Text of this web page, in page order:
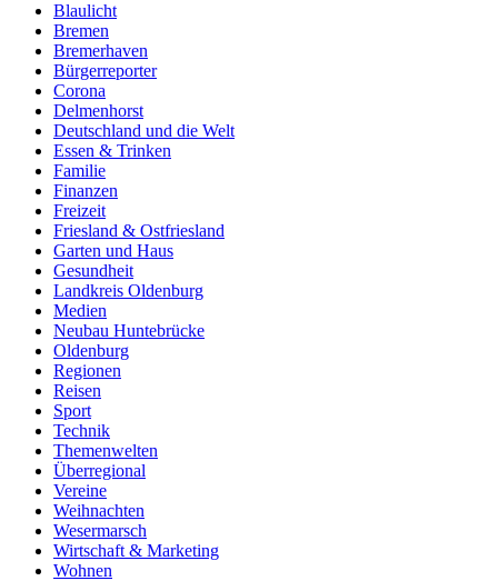
Blaulicht
Bremen
Bremerhaven
Bürgerreporter
Corona
Delmenhorst
Deutschland und die Welt
Essen & Trinken
Familie
Finanzen
Freizeit
Friesland & Ostfriesland
Garten und Haus
Gesundheit
Landkreis Oldenburg
Medien
Neubau Huntebrücke
Oldenburg
Regionen
Reisen
Sport
Technik
Themenwelten
Überregional
Vereine
Weihnachten
Wesermarsch
Wirtschaft & Marketing
Wohnen